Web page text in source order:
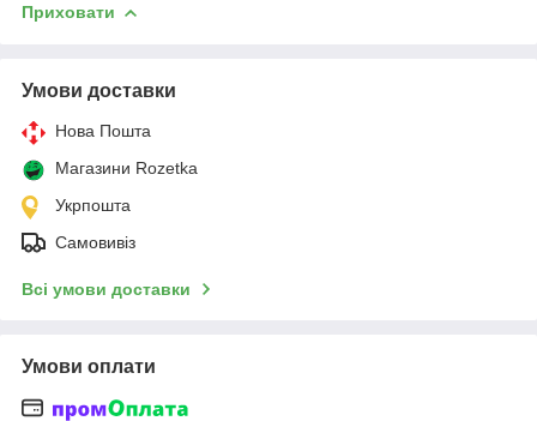
Приховати
Умови доставки
Нова Пошта
Магазини Rozetka
Укрпошта
Самовивіз
Всі умови доставки
Умови оплати